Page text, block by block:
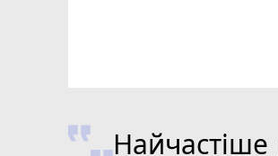
Найчастіше